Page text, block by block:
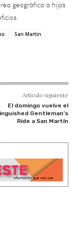
San Martin
Artículo siguiente
El domingo vuelve el
Gentleman’s
Ride a San Martín